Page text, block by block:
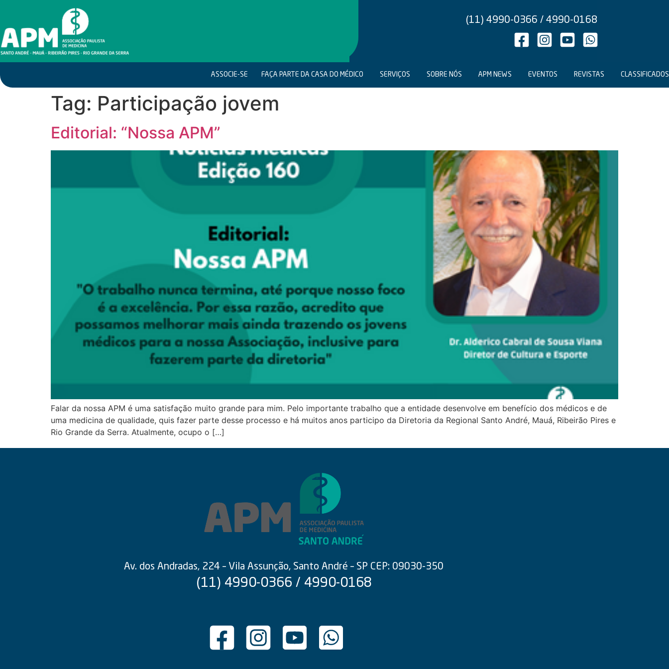
(11) 4990-0366 / 4990-0168
ASSOCIE-SE FAÇA PARTE DA CASA DO MÉDICO SERVIÇOS SOBRE NÓS APM NEWS EVENTOS REVISTAS CLASSIFICADOS
Tag: Participação jovem
Editorial: “Nossa APM”
Falar da nossa APM é uma satisfação muito grande para mim. Pelo importante trabalho que a entidade desenvolve em benefício dos médicos e de
uma medicina de qualidade, quis fazer parte desse processo e há muitos anos participo da Diretoria da Regional Santo André, Mauá, Ribeirão Pires e
Rio Grande da Serra. Atualmente, ocupo o […]
Av. dos Andradas, 224 – Vila Assunção, Santo André – SP CEP: 09030-350
(11) 4990-0366 / 4990-0168